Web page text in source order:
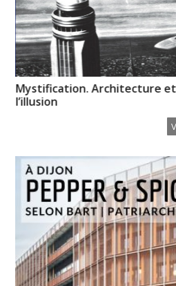
Mystification. Architecture
l’illusion